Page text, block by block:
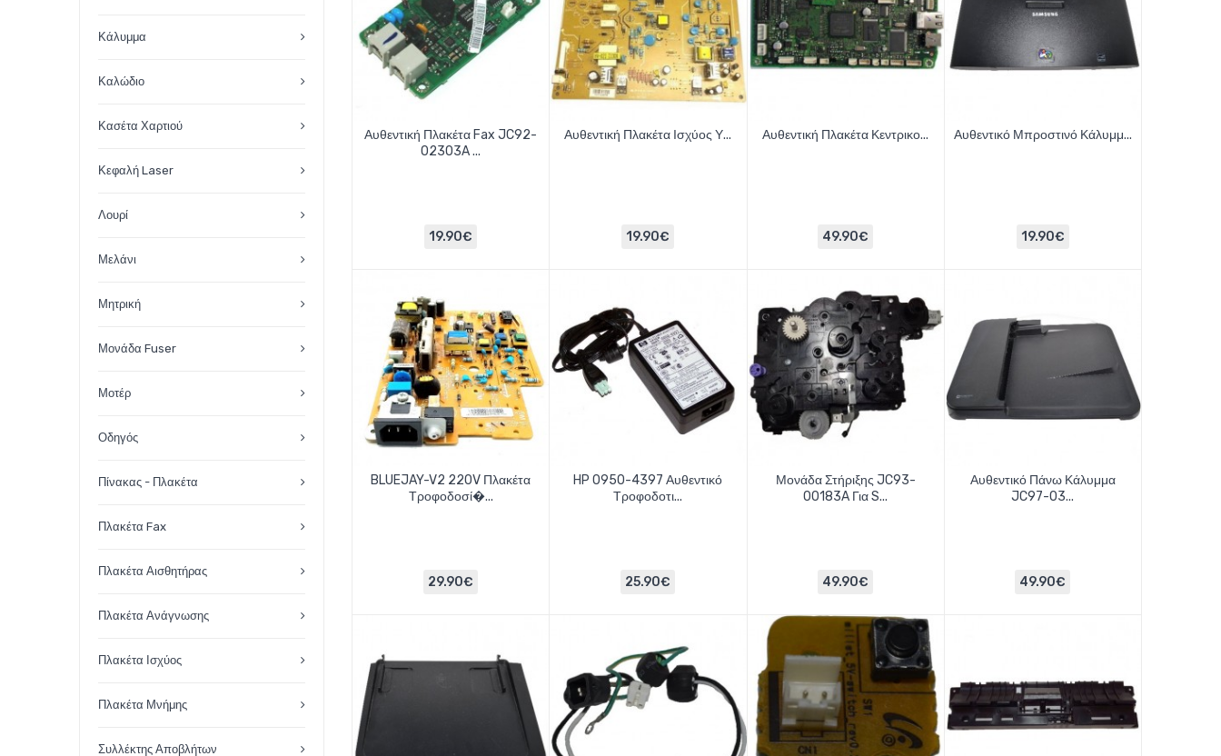
Κάλυμμα
Καλώδιο
Κασέτα Χαρτιού
Κεφαλή Laser
Λουρί
Μελάνι
Μητρική
Μονάδα Fuser
Μοτέρ
Οδηγός
Πίνακας - Πλακέτα
Πλακέτα Fax
Πλακέτα Αισθητήρας
Πλακέτα Ανάγνωσης
Πλακέτα Ισχύος
Πλακέτα Μνήμης
Συλλέκτης Αποβλήτων
Αυθεντική Πλακέτα Fax JC92-
02303A ...
19.90€
Αυθεντική Πλακέτα Ισχύος Υ...
19.90€
Αυθεντική Πλακέτα Κεντρικο...
49.90€
Αυθεντικό Μπροστινό Κάλυμμ...
19.90€
BLUEJAY-V2 220V Πλακέτα
Τροφοδοσί�...
29.90€
HP 0950-4397 Αυθεντικό
Τροφοδοτι...
25.90€
Μονάδα Στήριξης JC93-
00183A Για S...
49.90€
Αυθεντικό Πάνω Κάλυμμα
JC97-03...
49.90€